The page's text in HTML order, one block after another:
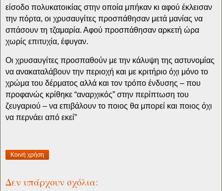
είσοδο πολυκατοικίας στην οποία μπήκαν κι αφού έκλεισαν
την πόρτα, οι χρυσαυγίτες προσπάθησαν μετά μανίας να
σπάσουν τη τζαμαρία. Αφού προσπάθησαν αρκετή ώρα
χωρίς επιτυχία, έφυγαν.
Οι χρυσαυγίτες προσπαθούν με την κάλυψη της αστυνομίας
να ανακαταλάβουν την περιοχή και με κριτήριο όχι μόνο το
χρώμα του δέρματος αλλά και τον τρόπο ένδυσης – που
προφανώς κρίθηκε “αναρχικός” στην περίπτωση του
ζευγαριού – να επιβάλουν το ποιος θα μπορεί και ποιος όχι
να περνάει από εκεί”
Κοινή χρήση
Δεν υπάρχουν σχόλια: